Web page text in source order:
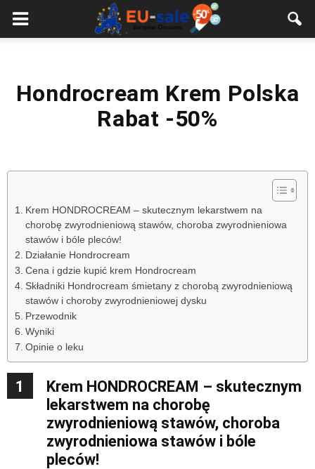
European
SaleHondrocream Krem Polska
Rabat -50%
Krem HONDROCREAM – skutecznym lekarstwem na
chorobę zwyrodnieniową stawów, choroba zwyrodnieniowa
stawów i bóle pleców!
Działanie Hondrocream
Cena i gdzie kupić krem Hondrocream
Składniki Hondrocream śmietany z chorobą zwyrodnieniową
stawów i choroby zwyrodnieniowej dysku
Przewodnik
Wyniki
Opinie o leku
1
Krem HONDROCREAM – skutecznym
lekarstwem na chorobę
zwyrodnieniową stawów, choroba
zwyrodnieniowa stawów i bóle
pleców!